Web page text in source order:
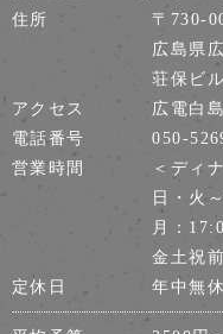
住所
〒730-
広島県
荘保ビ
アクセス
広電白
電話番号
050-
営業時間
＜ディ
日・火
月：
金土祝
定休日
年中無休